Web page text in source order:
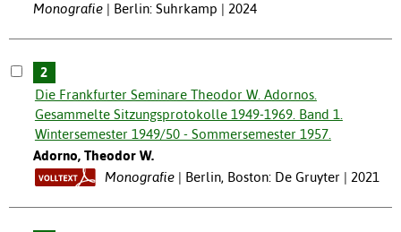
Monografie
Berlin: Suhrkamp | 2024
2
Die Frankfurter Seminare Theodor W. Adornos.
Gesammelte Sitzungsprotokolle 1949-1969. Band 1.
Wintersemester 1949/50 - Sommersemester 1957.
Adorno, Theodor W.
Monografie
Berlin, Boston: De Gruyter | 2021